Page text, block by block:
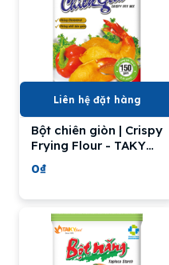
Liên hệ đặt hàng
Bột chiên giòn | Crispy
Frying Flour - TAKY
FOOD
0₫